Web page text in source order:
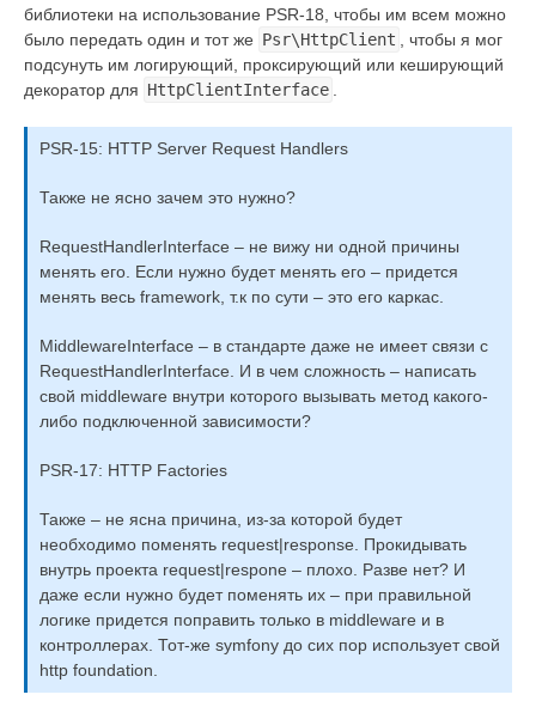
библиотеки на использование PSR-18, чтобы им всем можно
было передать один и тот же Psr\HttpClient
, чтобы я мог
подсунуть им логирующий, проксирующий или кеширующий
декоратор для HttpClientInterface
PSR-15: HTTP Server Request Handlers
Также не ясно зачем это нужно?
RequestHandlerInterface – не вижу ни одной причины
менять его. Если нужно будет менять его – придется
менять весь framework, т.к по сути – это его каркас.
MiddlewareInterface – в стандарте даже не имеет связи с
RequestHandlerInterface. И в чем сложность – написать
свой middleware внутри которого вызывать метод какого-
либо подключенной зависимости?
PSR-17: HTTP Factories
Также – не ясна причина, из-за которой будет
необходимо поменять request|response. Прокидывать
внутрь проекта request|respone – плохо. Разве нет? И
даже если нужно будет поменять их – при правильной
логике придется поправить только в middleware и в
контроллерах. Тот-же symfony до сих пор использует свой
http foundation.